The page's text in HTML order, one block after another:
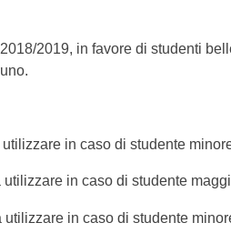
2019, in favore di studenti
utilizzare in caso di studente
utilizzare in caso di studente
utilizzare in caso di studente